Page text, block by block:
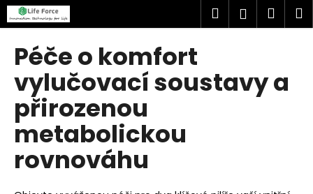
Přejít
na
obsah
Hledat
Péče o komfort
vylučovací soustavy a
přirozenou
metabolickou
rovnováhu
K
o
C
o
p
o
t
ř
e